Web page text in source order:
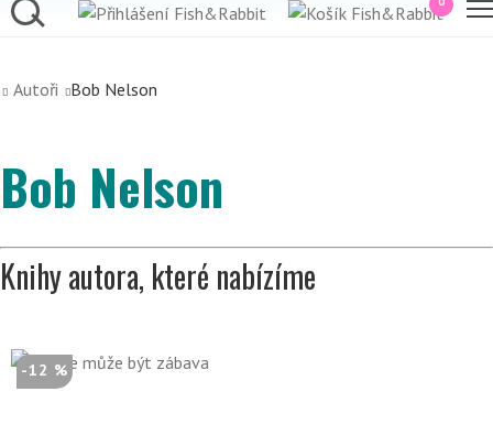
Autoři Bob Nelson
Bob Nelson
Knihy autora, které nabízíme
-12 %